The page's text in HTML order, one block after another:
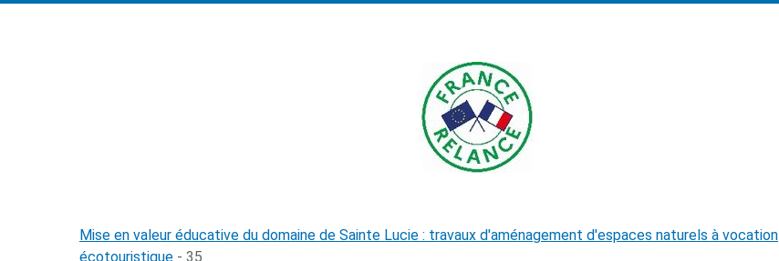
Mise en valeur éducative du domaine de Sainte Lucie : travaux d'aménagement d'espaces naturels à vocation
écotouristique - 35